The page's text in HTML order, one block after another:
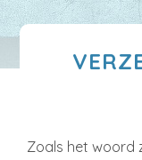
Zoals het woord